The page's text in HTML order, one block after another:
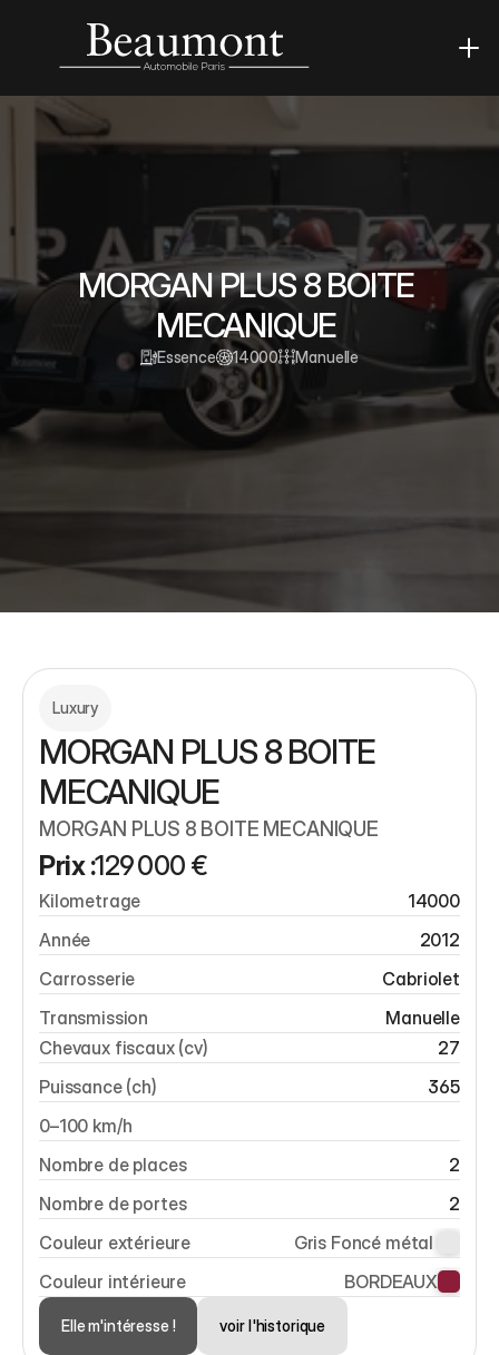
MORGAN PLUS 8 BOITE
MECANIQUE
Essence 14000 Manuelle
Luxury
MORGAN PLUS 8 BOITE
MECANIQUE
MORGAN PLUS 8 BOITE MECANIQUE
Prix :129 000 €
Kilometrage
14000
Année
2012
Carrosserie
Cabriolet
Transmission
Manuelle
Chevaux fiscaux (cv)
27
Puissance (ch)
365
0–100 km/h
Nombre de places
2
Nombre de portes
2
Couleur extérieure
Gris Foncé métal
Couleur intérieure
BORDEAUX
Elle m'intéresse ! voir l'historique